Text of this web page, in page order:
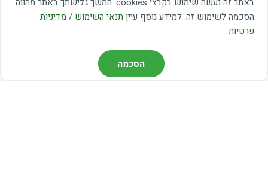
הסכמה לשימוש זה. למידע נוסף עיין תנאי השימוש / מדיניות
פרטיות
הסכמה
שבת
20:00 - 23:00